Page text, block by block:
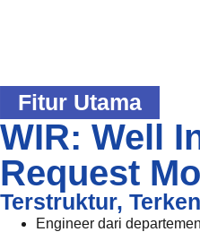
Fitur Utama
WIR: Well
Request
Terstruktur,
Engineer dari